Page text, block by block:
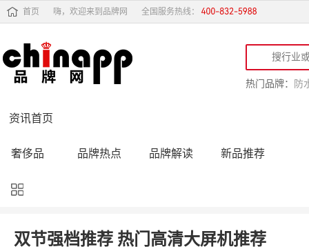
首页 嗨，欢迎来到品牌网 全国服务热线：
热门品牌： 防
资讯首页
奢侈品 品牌热点 品牌解读 新品推荐
品牌黑榜
双节强档推荐 热门高清大屏机推荐